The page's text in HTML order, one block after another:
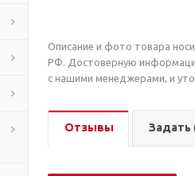
Описание и фото товара
РФ. Достоверную
с нашими менеджерами, и
Отзывы Задать